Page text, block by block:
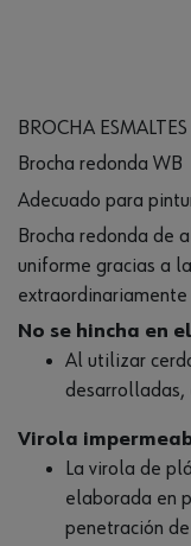
BROCHA
Brocha redonda WB
Adecuado para
Brocha redonda de
uniforme gracias a
extraordinariamente
No se hincha en
Al utilizar
desarrolladas,
Virola
La virola de
elaborada en
penetración